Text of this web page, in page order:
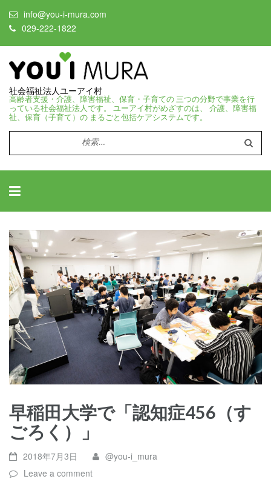
info@you-i-mura.com
029-222-1822
社会福祉法人ユーアイ村
高齢者支援・介護、障害福祉、保育・子育ての 三つの分野で事業を行
っている社会福祉法人です。 ユーアイ村がめざすのは、 介護、障害福
祉、保育（子育て）の まるごと包括ケアシステムです。
検
索:
早稲田大学で「認知症456（す
ごろく）」
2018年7月3日
@you-i_mura
Leave a comment